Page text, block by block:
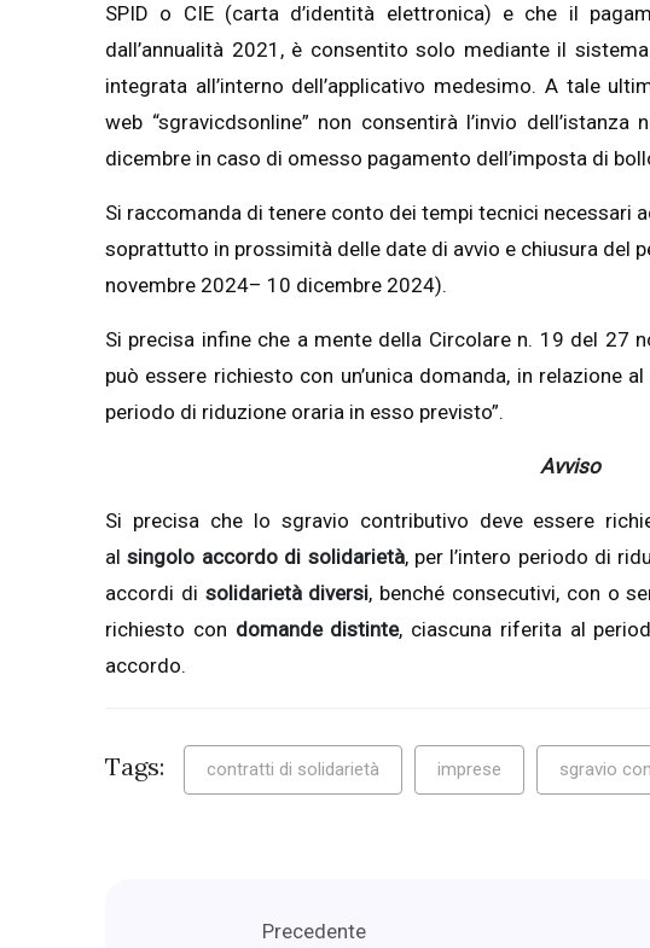
SPID o CIE (carta d’identità elettronica) e che il
dall’annualità 2021, è consentito solo mediante il
integrata all’interno dell’applicativo medesimo. A tale
web “sgravicdsonline” non consentirà l’invio
dicembre in caso di omesso pagamento dell’imposta di
Si raccomanda di tenere conto dei tempi tecnici necessari
soprattutto in prossimità delle date di avvio e chiusura del
novembre 2024– 10 dicembre 2024).
Si precisa infine che a mente della Circolare n. 19 del 27
può essere richiesto con un’unica domanda, in relazione
periodo di riduzione oraria in esso previsto”.
Avviso
Si precisa che lo sgravio contributivo deve essere
alsingolo accordo di solidarietà, per l’intero periodo di
accordi di solidarietà diversi, benché consecutivi, con o
richiesto con domande distinte, ciascuna riferita al
accordo.
Tags: contratti di solidarietà imprese sgravio
Precedente